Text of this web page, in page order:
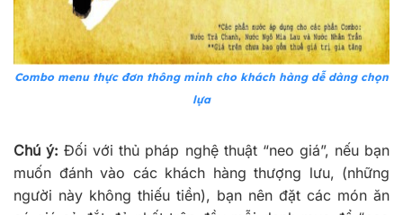
Combo menu thực đơn thông minh cho khách hàng dễ dàng chọn
lựa
Chú ý: Đối với thủ pháp nghệ thuật “neo giá”, nếu bạn
muốn đánh vào các khách hàng thượng lưu, (những
người này không thiếu tiền), bạn nên đặt các món ăn